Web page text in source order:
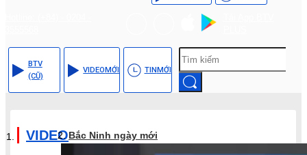
BTV
(CŨ)
VIDEOMỚI TINMỚI
VIDEOBắc Ninh ngày mới